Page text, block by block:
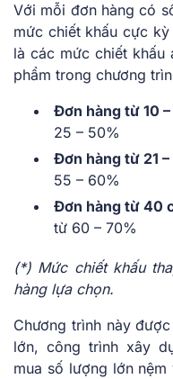
Với mỗi đơn hàng có
mức chiết khấu cực
là các mức chiết
phẩm trong chương
Đơn hàng từ 10
25 – 50%
Đơn hàng từ 21
55 – 60%
Đơn hàng từ 40
từ 60 – 70%
(*) Mức chiết khấu
hàng lựa chọn.
Chương trình này
lớn, công trình xây
mua số lượng lớn